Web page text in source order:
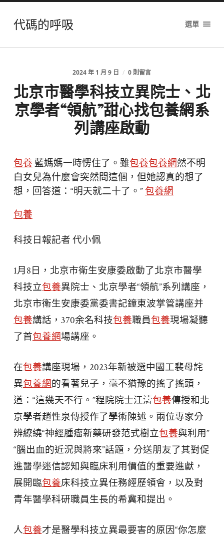
代碼的呼吸 選單
2024 年 1 月 9 日 / 0 則留言
北京市醫學科技立異院士、北
京學者“領航”甜心找包養網系
列講座啟動
包養藍媽媽一時愣住了。雖包養包養網然不明
白女兒為什麼會突然問這個，但她認真的想了
想，回答道：“明天就二十了。”包養網
包養
科技日報記者 代小佩
1月8日，北京市衛生安康委啟動了北京市醫學
科技立包養異院士、北京學者“領航”系列講座，
北京市衛生安康委黨委書記鐘東波掌管講座并
包養講話，370余名科技包養職員包養現場凝聽
了首包養網場講座。
在包養講座現場，2023年新被選中國工裴母詫
異包養網的看著兒子，毫不猶豫的搖了搖頭，
道：“這幾天不行。”程院院士江濤包養傳授和北
京學者趙性泉傳授作了學術陳述。兩位專家分
辨繚繞“神經腫瘤新藥研發范式樹立包養與利用”
“腦出血的近況與將來”話題，分送朋友了其對促
進醫學迷信認知與臨床利用價值的重要進獻，
展開臨包養床科技立異任務經歷領會，以及對
青年醫學科研職員生長的希冀和提出。
人包養才是醫學科技立異最要害的原因“你怎麼